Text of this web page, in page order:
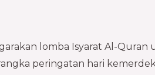
lomba Isyarat Al-
peringatan hari